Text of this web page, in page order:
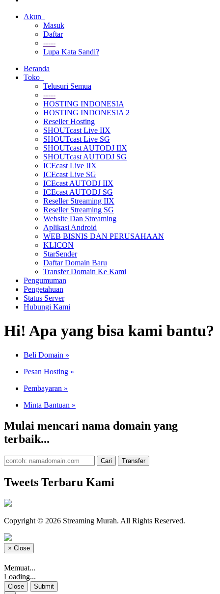
Akun
Masuk
Daftar
-----
Lupa Kata Sandi?
Beranda
Toko
Telusuri Semua
-----
HOSTING INDONESIA
HOSTING INDONESIA 2
Reseller Hosting
SHOUTcast Live IIX
SHOUTcast Live SG
SHOUTcast AUTODJ IIX
SHOUTcast AUTODJ SG
ICEcast Live IIX
ICEcast Live SG
ICEcast AUTODJ IIX
ICEcast AUTODJ SG
Reseller Streaming IIX
Reseller Streaming SG
Website Dan Streaming
Aplikasi Android
WEB BISNIS DAN PERUSAHAAN
KLICON
StarSender
Daftar Domain Baru
Transfer Domain Ke Kami
Pengumuman
Pengetahuan
Status Server
Hubungi Kami
Hi! Apa yang bisa kami bantu?
Beli Domain »
Pesan Hosting »
Pembayaran »
Minta Bantuan »
Mulai mencari nama domain yang
terbaik...
Tweets Terbaru Kami
Copyright © 2026 Streaming Murah. All Rights Reserved.
× Close
Memuat...
Loading...
Close
Submit